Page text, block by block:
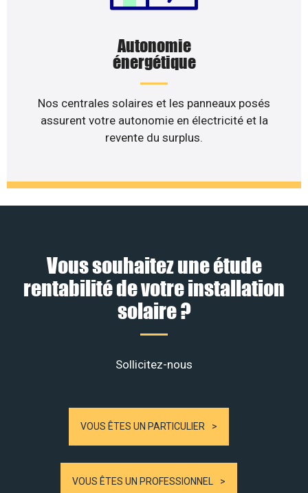
Autonomie
énergétique
Nos centrales solaires et les panneaux posés
assurent votre autonomie en électricité et la
revente du surplus.
Vous souhaitez une étude
rentabilité de votre installation
solaire ?
Sollicitez-nous
VOUS ÊTES UN PARTICULIER
VOUS ÊTES UN PROFESSIONNEL